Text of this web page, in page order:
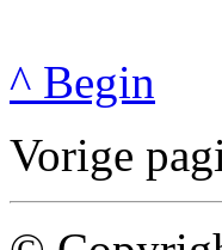
^ Begin
Vorige